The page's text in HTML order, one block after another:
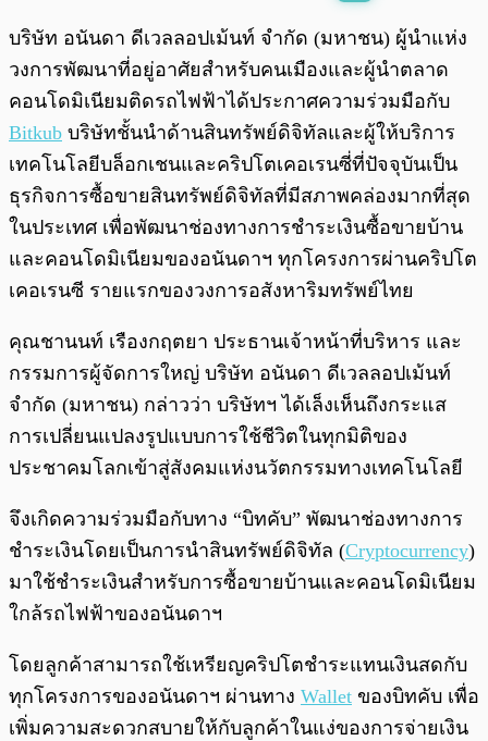
พร้อมเล่น / 0:00
บริษัท อนันดา ดีเวลลอปเม้นท์ จำกัด (มหาชน) ผู้นำแห่ง
วงการพัฒนาที่อยู่อาศัยสำหรับคนเมืองและผู้นำตลาด
คอนโดมิเนียมติดรถไฟฟ้าได้ประกาศความร่วมมือกับ
Bitkub บริษัทชั้นนำด้านสินทรัพย์ดิจิทัลและผู้ให้บริการ
เทคโนโลยีบล็อกเชนและคริปโตเคอเรนซี่ที่ปัจจุบันเป็น
ธุรกิจการซื้อขายสินทรัพย์ดิจิทัลที่มีสภาพคล่องมากที่สุด
ในประเทศ เพื่อพัฒนาช่องทางการชำระเงินซื้อขายบ้าน
และคอนโดมิเนียมของอนันดาฯ ทุกโครงการผ่านคริปโต
เคอเรนซี รายแรกของวงการอสังหาริมทรัพย์ไทย
คุณชานนท์ เรืองกฤตยา ประธานเจ้าหน้าที่บริหาร และ
กรรมการผู้จัดการใหญ่ บริษัท อนันดา ดีเวลลอปเม้นท์
จำกัด (มหาชน) กล่าวว่า บริษัทฯ ได้เล็งเห็นถึงกระแส
การเปลี่ยนแปลงรูปแบบการใช้ชีวิตในทุกมิติของ
ประชาคมโลกเข้าสู่สังคมแห่งนวัตกรรมทางเทคโนโลยี
จึงเกิดความร่วมมือกับทาง “บิทคับ” พัฒนาช่องทางการ
ชำระเงินโดยเป็นการนำสินทรัพย์ดิจิทัล (Cryptocurrency)
มาใช้ชำระเงินสำหรับการซื้อขายบ้านและคอนโดมิเนียม
ใกล้รถไฟฟ้าของอนันดาฯ
โดยลูกค้าสามารถใช้เหรียญคริปโตชำระแทนเงินสดกับ
ทุกโครงการของอนันดาฯ ผ่านทาง Wallet ของบิทคับ เพื่อ
เพิ่มความสะดวกสบายให้กับลูกค้าในแง่ของการจ่ายเงิน